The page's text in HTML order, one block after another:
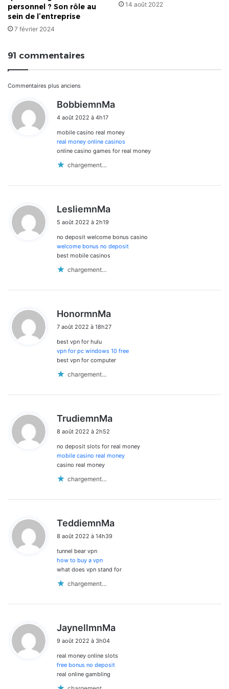
personnel ? Son rôle au
sein de l’entreprise
7 février 2024
14 août 2022
91 commentaires
Navigation
dans
les
commentaires
Commentaires plus anciens
BobbiemnMa
:
4 août 2022 à 4h17
mobile casino real money
real money online casinos
online casino games for real money
chargement…
LesliemnMa
:
5 août 2022 à 2h19
no deposit welcome bonus casino
welcome bonus no deposit
best mobile casinos
chargement…
HonormnMa
:
7 août 2022 à 18h27
best vpn for hulu
vpn for pc windows 10 free
best vpn for computer
chargement…
TrudiemnMa
:
8 août 2022 à 2h52
no deposit slots for real money
mobile casino real money
casino real money
chargement…
TeddiemnMa
8 août 2022 à 14h39
tunnel bear vpn
how to buy a vpn
what does vpn stand for
chargement…
JaynellmnMa
9 août 2022 à 3h04
real money online slots
free bonus no deposit
real online gambling